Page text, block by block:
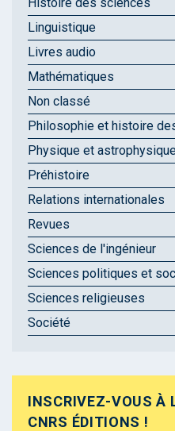
Linguistique
Livres audio
Mathématiques
Non classé
Philosophie et histoire
Physique et
Préhistoire
Relations internationales
Revues
Sciences de l'ingénieur
Sciences politiques et
Sciences religieuses
Société
INSCRIVEZ-VOUS À
CNRS ÉDITIONS !